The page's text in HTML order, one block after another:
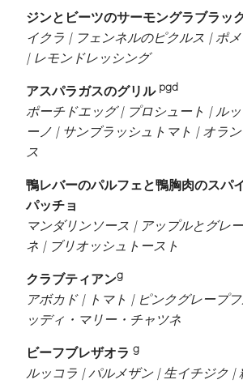
ジンとビーツのサーモングラブラッ
イクラ | フェンネルのピクルス | ポ
| レモンドレッシング
アスパラガスのグリル pgd
ポーチドエッグ | プロシュート | ル
ーノ | サンブラッシュトマト | オラ
ス
鴨レバーのパルフェと鴨胸肉のスパ
パッチョ
マンダリンソース | アップルとグレ
ネ | ブリオッシュトースト
クラブティアンg
アボカド | トマト | ピンクグレープ
ッディ・マリー・チャツネ
ビーフブレザオラ g
ルッコラ | パルメザン | 生イチジク |